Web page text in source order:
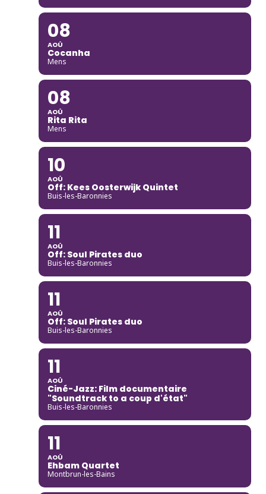
08
AOÛ
Cocanha
Mens
08
AOÛ
Rita Rita
Mens
10
AOÛ
Off: Kees Oosterwijk Quintet
Buis-les-Baronnies
11
AOÛ
Off: Soul Pirates duo
Buis-les-Baronnies
11
AOÛ
Off: Soul Pirates duo
Buis-les-Baronnies
11
AOÛ
Ciné-Jazz: Film documentaire
"Soundtrack to a coup d'état"
Buis-les-Baronnies
11
AOÛ
Ehbam Quartet
Montbrun-les-Bains